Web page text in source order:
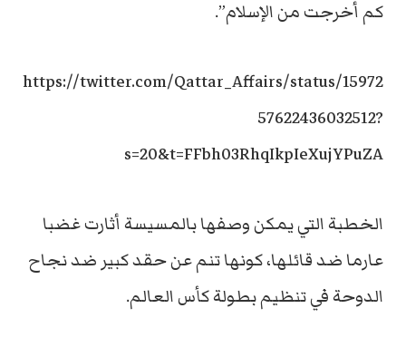
كم أخرجت من الإسلام”.
https://twitter.com/Qattar_Affairs/status/15972
57622436032512?
s=20&t=FFbh03RhqIkpIeXujYPuZA
الخطبة التي يمكن وصفها بالمسيسة أثارت غضبا
عارما ضد قائلها، كونها تنم عن حقد كبير ضد نجاح
الدوحة في تنظيم بطولة كأس العالم.